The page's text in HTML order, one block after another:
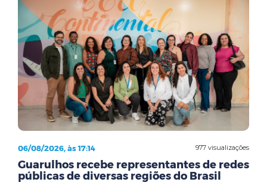
977 visualizações
06/08/2026, às 17:14
Guarulhos recebe representantes de redes
públicas de diversas regiões do Brasil